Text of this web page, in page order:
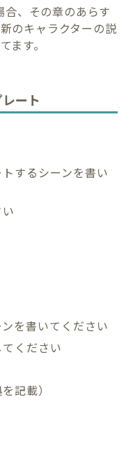
合、その章のあらす
のキャラクターの説
ます。
ート
するシーンを書い
を書いてください
ください
記載）